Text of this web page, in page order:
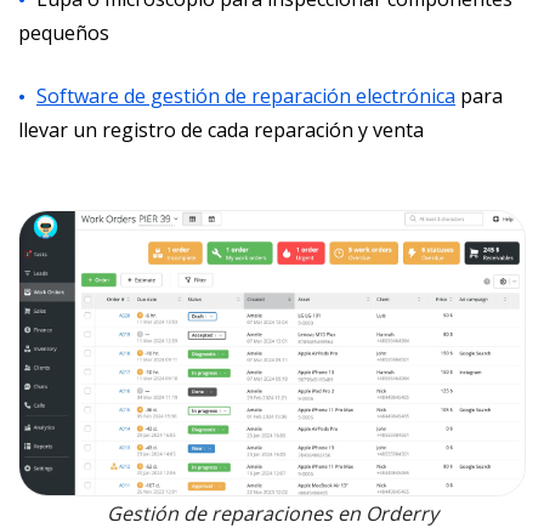
pequeños
Software de gestión de reparación electrónica para
llevar un registro de cada reparación y venta
Gestión de reparaciones en Orderry